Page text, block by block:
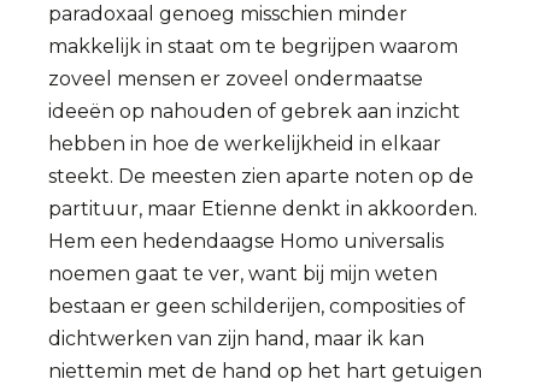
paradoxaal genoeg misschien minder
makkelijk in staat om te begrijpen waarom
zoveel mensen er zoveel ondermaatse
ideeën op nahouden of gebrek aan inzicht
hebben in hoe de werkelijkheid in elkaar
steekt. De meesten zien aparte noten op de
partituur, maar Etienne denkt in akkoorden.
Hem een hedendaagse Homo universalis
noemen gaat te ver, want bij mijn weten
bestaan er geen schilderijen, composities of
dichtwerken van zijn hand, maar ik kan
niettemin met de hand op het hart getuigen